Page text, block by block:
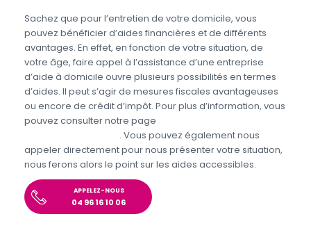
Sachez que pour l’entretien de votre domicile, vous
pouvez bénéficier d’aides financières et de différents
avantages. En effet, en fonction de votre situation, de
votre âge, faire appel à l’assistance d’une entreprise
d’aide à domicile ouvre plusieurs possibilités en termes
d’aides. Il peut s’agir de mesures fiscales avantageuses
ou encore de crédit d’impôt. Pour plus d’information, vous
pouvez consulter notre page
. Vous pouvez également nous
appeler directement pour nous présenter votre situation,
nous ferons alors le point sur les aides accessibles.
APPELEZ-NOUS
04 96 16 10 06